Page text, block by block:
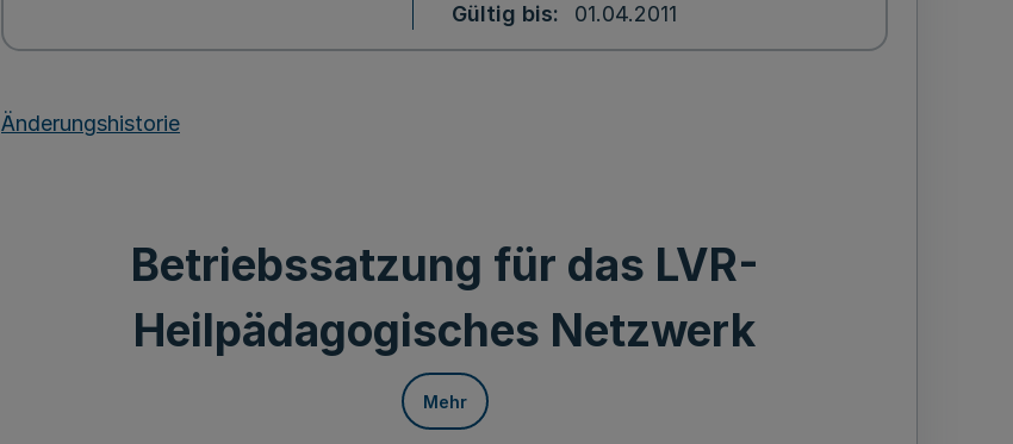
Gültig bis
01.04.2011
Änderungshistorie
Betriebssatzung für das LVR-
Heilpädagogisches Netzwerk
Mehr